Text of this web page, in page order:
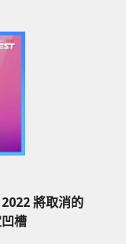
將取消的
槽